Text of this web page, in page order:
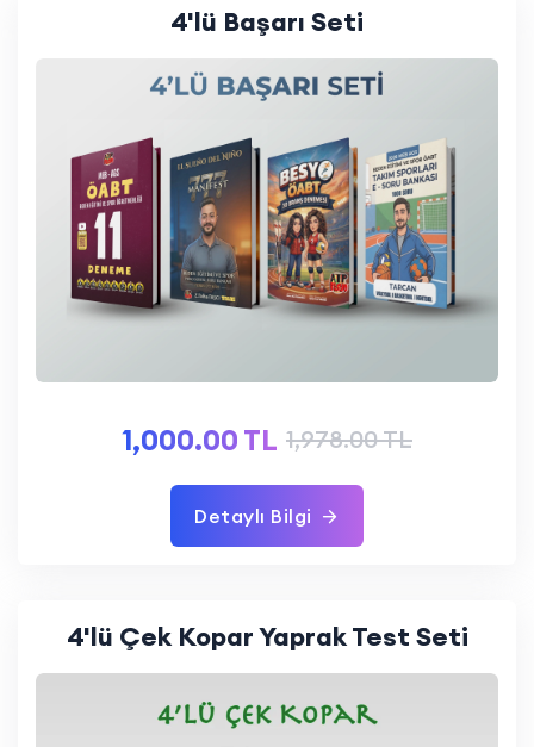
4'lü Başarı Seti
1,000.00 TL 1,978.00 TL
Detaylı Bilgi
4'lü Çek Kopar Yaprak Test Seti